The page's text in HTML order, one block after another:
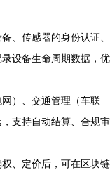
、传感器的身份认证、
设备生命周期数据，优
）、交通管理（车联
支持自动结算、合规审
、定价后，可在区块链